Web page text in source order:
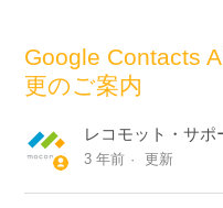
Google Contacts
更のご案内
レコモット・サポ
3 年前 更新